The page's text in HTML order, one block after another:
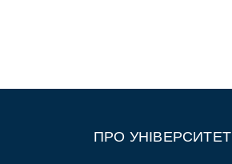
ПРО УНІВЕРСИТЕТ